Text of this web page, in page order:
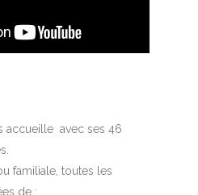
accueille avec ses 46
familiale, toutes les
de :